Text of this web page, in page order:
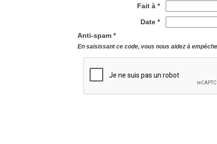
Fait à *
Date *
Anti-spam *
En saisissant ce code, vous nous aidez à